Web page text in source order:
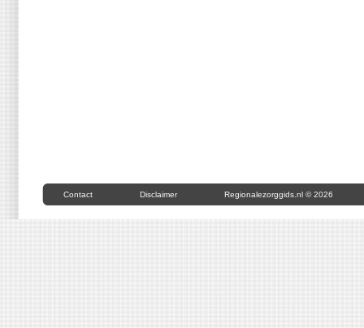
Contact Disclaimer Regionalezorggids.nl © 2026